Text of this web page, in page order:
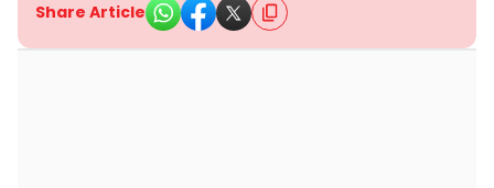
Share Article